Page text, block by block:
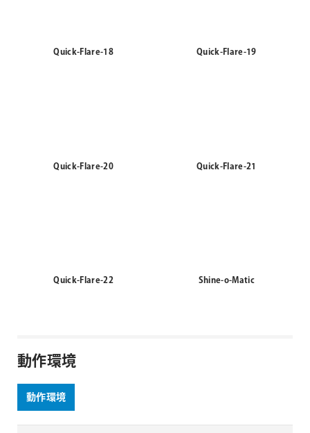
Quick-Flare-18 Quick-Flare-19
Quick-Flare-20 Quick-Flare-21
Quick-Flare-22 Shine-o-Matic
動作環境
動作環境